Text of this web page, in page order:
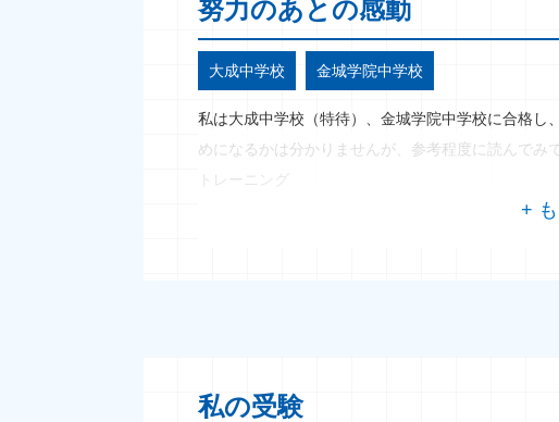
努力のあとの感動
大成中学校 金城学院中学校
私は大成中学校（特待）、金城学院中学校に合格し
めになるかは分かりませんが、参考程度に読んで
トレーニング
私の受験